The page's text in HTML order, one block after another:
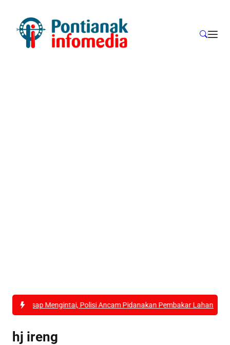
Asap Mengintai, Polisi Ancam Pidanakan Pembakar Lahan di Kubu
hj ireng